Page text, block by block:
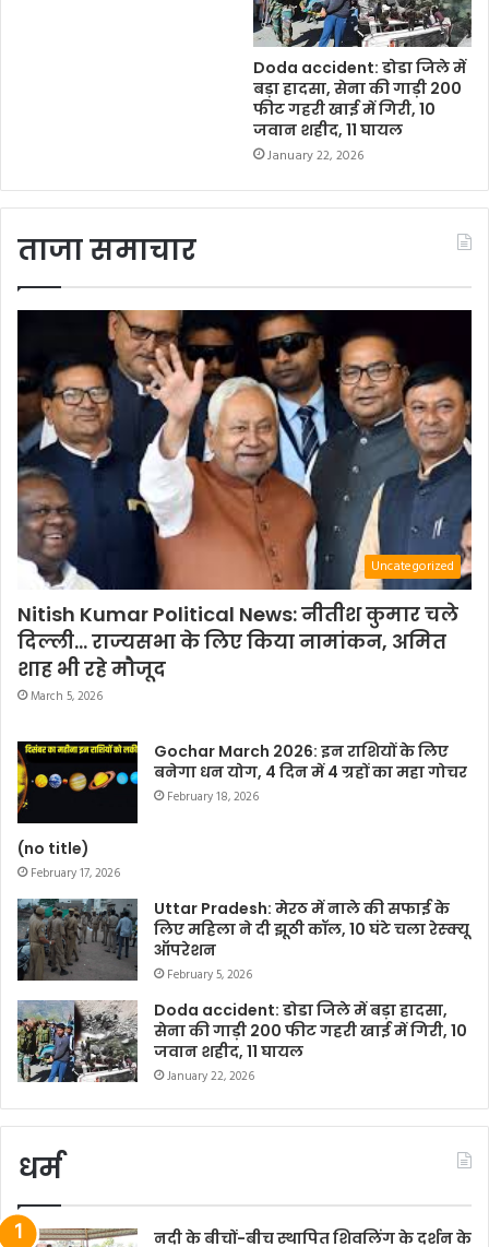
Doda accident: डोडा जिले में
बड़ा हादसा, सेना की गाड़ी 200
फीट गहरी खाई में गिरी, 10
जवान शहीद, 11 घायल
January 22, 2026
ताजा समाचार
Uncategorized
Nitish Kumar Political News: नीतीश कुमार चले
दिल्ली… राज्यसभा के लिए किया नामांकन, अमित
शाह भी रहे मौजूद
March 5, 2026
Gochar March 2026: इन राशियों के लिए
बनेगा धन योग, 4 दिन में 4 ग्रहों का महा गोचर
February 18, 2026
(no title)
February 17, 2026
Uttar Pradesh: मेरठ में नाले की सफाई के
लिए महिला ने दी झूठी कॉल, 10 घंटे चला रेस्क्यू
ऑपरेशन
February 5, 2026
Doda accident: डोडा जिले में बड़ा हादसा,
सेना की गाड़ी 200 फीट गहरी खाई में गिरी, 10
जवान शहीद, 11 घायल
January 22, 2026
धर्म
नदी के बीचों-बीच स्थापित शिवलिंग के दर्शन के